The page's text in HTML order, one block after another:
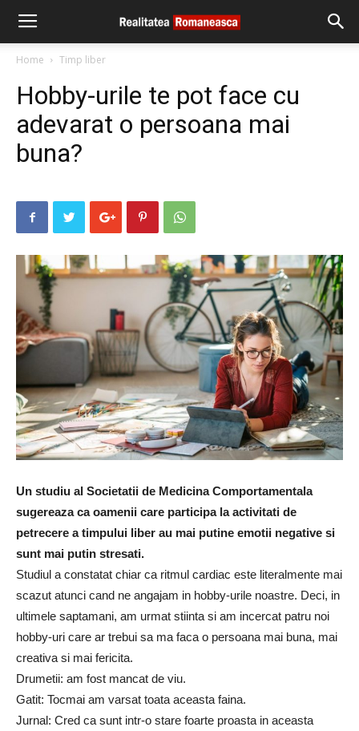
Home Timp liber
Hobby-urile te pot face cu
adevarat o persoana mai
buna?
Un studiu al Societatii de Medicina Comportamentala
sugereaza ca oamenii care participa la activitati de
petrecere a timpului liber au mai putine emotii negative si
sunt mai putin stresati.
Studiul a constatat chiar ca ritmul cardiac este literalmente mai
scazut atunci cand ne angajam in hobby-urile noastre. Deci, in
ultimele saptamani, am urmat stiinta si am incercat patru noi
hobby-uri care ar trebui sa ma faca o persoana mai buna, mai
creativa si mai fericita.
Drumetii: am fost mancat de viu.
Gatit: Tocmai am varsat toata aceasta faina.
Jurnal: Cred ca sunt intr-o stare foarte proasta in aceasta